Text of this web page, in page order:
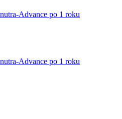
Advance po 1 roku
Advance po 1 roku